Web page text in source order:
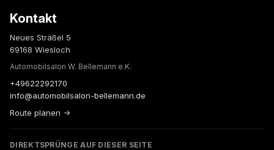
Kontakt
Neues Sträßel 5
69168 Wiesloch
Automobilsalon W. Bellemann e.K.
+49622292170
info@automobilsalon-bellemann.de
Route planen →
DIREKTSPRÜNGE AUF DIESER SEITE